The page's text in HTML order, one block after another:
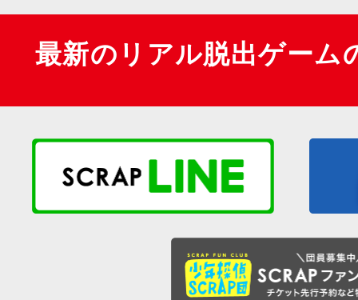
最新のリアル脱出ゲーム